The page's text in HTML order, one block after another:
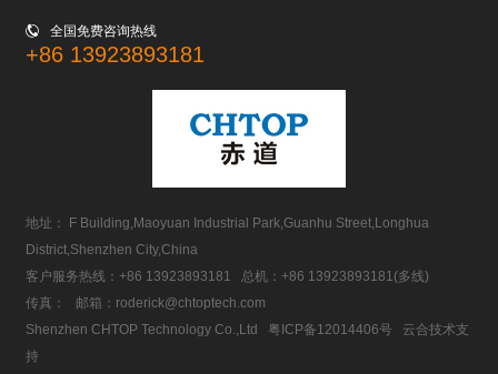
 全国免费咨询热线
+86 13923893181
地址： F Building,Maoyuan Industrial Park,Guanhu Street,Longhua
District,Shenzhen City,China
客户服务热线：+86 13923893181 总机：+86 13923893181(多线)
传真： 邮箱： roderick@chtoptech.com
Shenzhen CHTOP Technology Co.,Ltd粤ICP备12014406号
云合技术支
持